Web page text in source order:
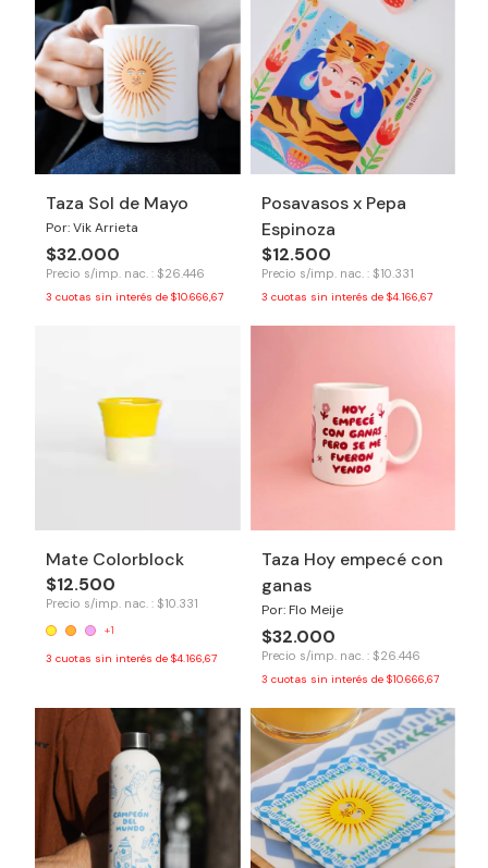
Taza Sol de Mayo
Por: Vik Arrieta
$32.000
Precio s/imp. nac. : $26.446
3 cuotas sin interés de $10.666,67
Posavasos x Pepa
Espinoza
$12.500
Precio s/imp. nac. : $10.331
3 cuotas sin interés de $4.166,67
Mate Colorblock
$12.500
Precio s/imp. nac. : $10.331
+1
3 cuotas sin interés de $4.166,67
Taza Hoy empecé con
ganas
Por: Flo Meije
$32.000
Precio s/imp. nac. : $26.446
3 cuotas sin interés de $10.666,67